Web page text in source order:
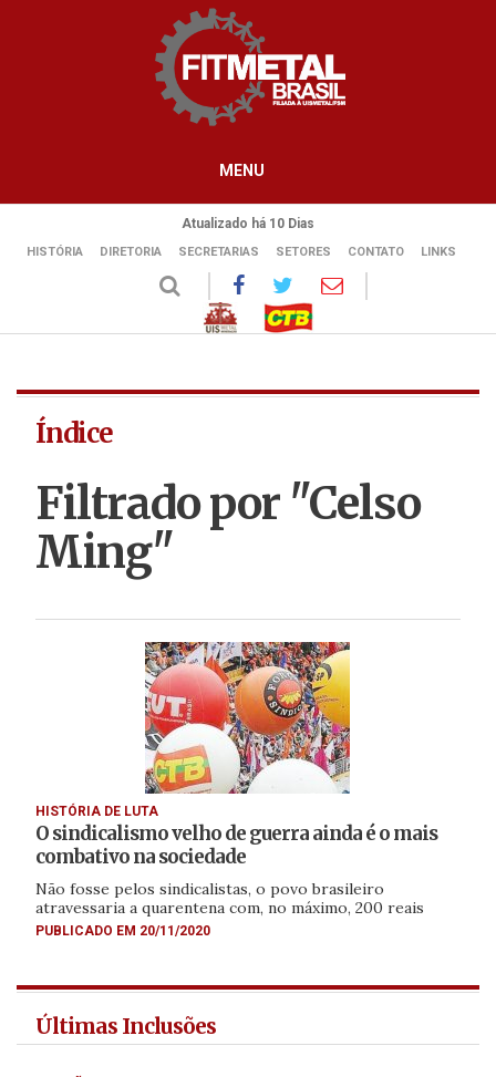
MENU
Atualizado há 10 Dias
HISTÓRIA DIRETORIA SECRETARIAS SETORES CONTATO LINKS
Índice
Filtrado por "Celso
Ming"
HISTÓRIA DE LUTA
O sindicalismo velho de guerra ainda é o mais
combativo na sociedade
Não fosse pelos sindicalistas, o povo brasileiro
atravessaria a quarentena com, no máximo, 200 reais
PUBLICADO EM 20/11/2020
Últimas Inclusões